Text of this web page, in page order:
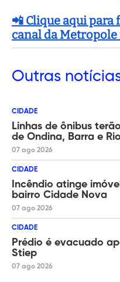
📲 Clique aqui
canal da
Outras
CIDADE
Linhas de ônibus
de Ondina, Barra e
07 ago 2026
CIDADE
Incêndio atinge
bairro Cidade Nova
07 ago 2026
CIDADE
Prédio é evacuado
Stiep
07 ago 2026